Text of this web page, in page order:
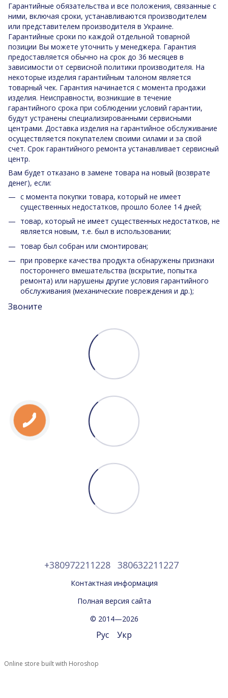
Гарантийные обязательства и все положения, связанные с
ними, включая сроки, устанавливаются производителем
или представителем производителя в Украине.
Гарантийные сроки по каждой отдельной товарной
позиции Вы можете уточнить у менеджера. Гарантия
предоставляется обычно на срок до 36 месяцев в
зависимости от сервисной политики производителя. На
некоторые изделия гарантийным талоном является
товарный чек. Гарантия начинается с момента продажи
изделия. Неисправности, возникшие в течение
гарантийного срока при соблюдении условий гарантии,
будут устранены специализированными сервисными
центрами. Доставка изделия на гарантийное обслуживание
осуществляется покупателем своими силами и за свой
счет. Срок гарантийного ремонта устанавливает сервисный
центр.
Вам будет отказано в замене товара на новый (возврате
денег), если:
с момента покупки товара, который не имеет
существенных недостатков, прошло более 14 дней;
товар, который не имеет существенных недостатков, не
является новым, т.е. был в использовании;
товар был собран или смонтирован;
при проверке качества продукта обнаружены признаки
постороннего вмешательства (вскрытие, попытка
ремонта) или нарушены другие условия гарантийного
обслуживания (механические повреждения и др.);
Звоните
+380972211228 380632211227
Контактная информация
Полная версия сайта
© 2014—2026
Рус Укр
Online store built with Horoshop